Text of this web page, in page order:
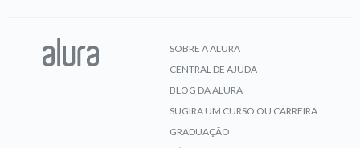
SOBRE A ALURA
CENTRAL DE AJUDA
BLOG DA ALURA
SUGIRA UM CURSO OU CARREIRA
GRADUAÇÃO